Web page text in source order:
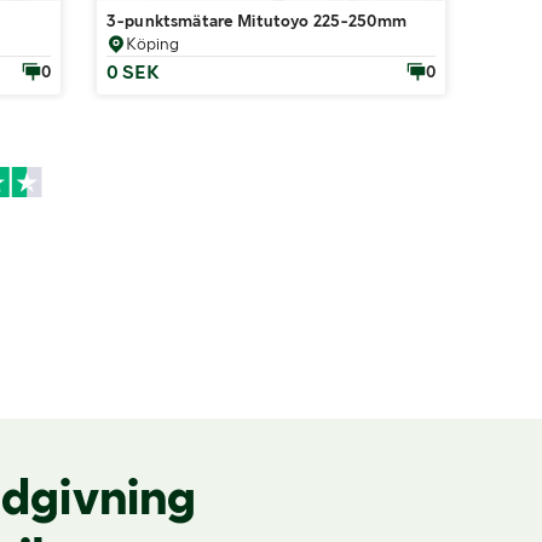
0
3-punktsmätare Mitutoyo 225-250mm
Köping
0 SEK 0